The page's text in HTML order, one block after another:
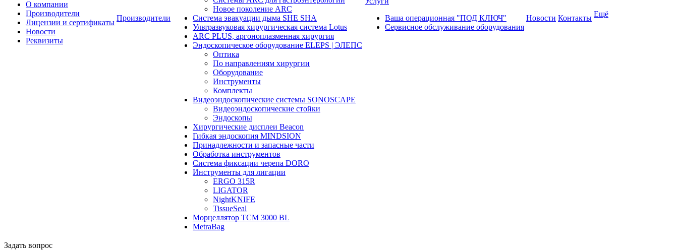
О компании
Производители
Лицензии и сертификаты
Новости
Реквизиты
Производители
Новое поколение ARC
Система эвакуации дыма SHE SHA
Ультразвуковая хирургическая система Lotus
ARC PLUS, аргоноплазменная хирургия
Эндоскопическое оборудование ELEPS | ЭЛЕПС
Оптика
По направлениям хирургии
Оборудование
Инструменты
Комплекты
Видеоэндоскопические системы SONOSCAPE
Видеоэндоскопические стойки
Эндоскопы
Хирургические дисплеи Beacon
Гибкая эндоскопия MINDSION
Принадлежности и запасные части
Обработка инструментов
Система фиксации черепа DORO
Инструменты для лигации
ERGO 315R
LIGATOR
NightKNIFE
TissueSeal
Морцеллятор ТСМ 3000 BL
MetraBag
Ваша операционная "ПОД КЛЮЧ"
Сервисное обслуживание оборудования
Новости Контакты Ещё
Задать вопрос